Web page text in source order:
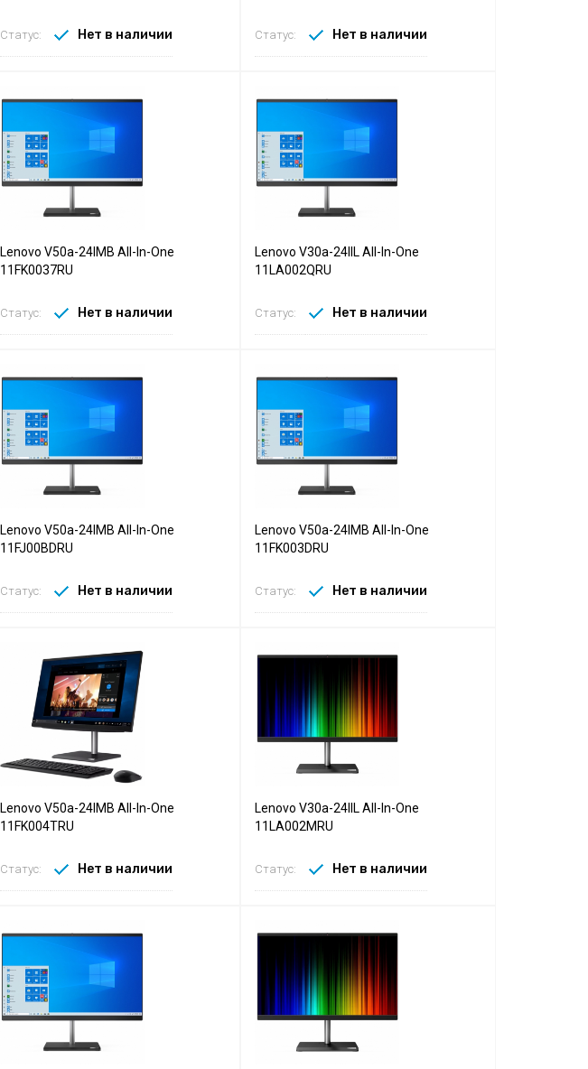
Статус: Нет в наличии Статус: Нет в наличии
Lenovo V50a-24IMB All-In-One
11FK0037RU
Статус: Нет в наличии
Lenovo V30a-24IIL All-In-One
11LA002QRU
Статус: Нет в наличии
Lenovo V50a-24IMB All-In-One
11FJ00BDRU
Статус: Нет в наличии
Lenovo V50a-24IMB All-In-One
11FK003DRU
Статус: Нет в наличии
Lenovo V50a-24IMB All-In-One
11FK004TRU
Статус: Нет в наличии
Lenovo V30a-24IIL All-In-One
11LA002MRU
Статус: Нет в наличии